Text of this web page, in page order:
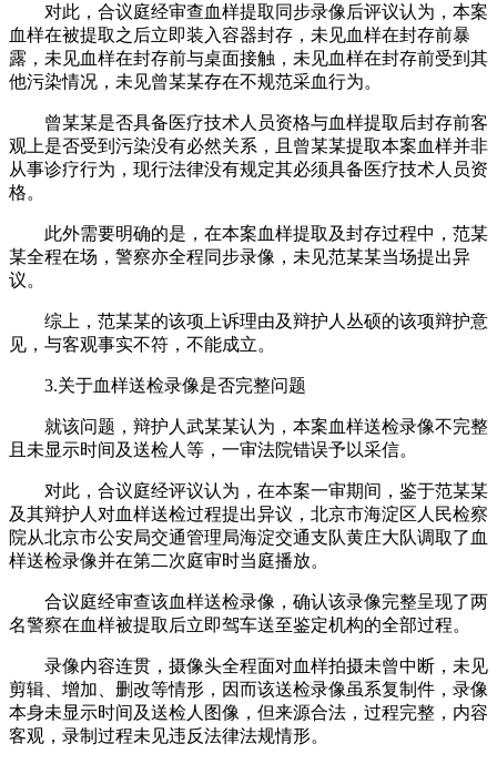
对此，合议庭经审查血样提取同步录像后评议认为，本案
血样在被提取之后立即装入容器封存，未见血样在封存前暴
露，未见血样在封存前与桌面接触，未见血样在封存前受到其
他污染情况，未见曾某某存在不规范采血行为。
曾某某是否具备医疗技术人员资格与血样提取后封存前客
观上是否受到污染没有必然关系，且曾某某提取本案血样并非
从事诊疗行为，现行法律没有规定其必须具备医疗技术人员资
格。
此外需要明确的是，在本案血样提取及封存过程中，范某
某全程在场，警察亦全程同步录像，未见范某某当场提出异
议。
综上，范某某的该项上诉理由及辩护人丛硕的该项辩护意
见，与客观事实不符，不能成立。
3.关于血样送检录像是否完整问题
就该问题，辩护人武某某认为，本案血样送检录像不完整
且未显示时间及送检人等，一审法院错误予以采信。
对此，合议庭经评议认为，在本案一审期间，鉴于范某某
及其辩护人对血样送检过程提出异议，北京市海淀区人民检察
院从北京市公安局交通管理局海淀交通支队黄庄大队调取了血
样送检录像并在第二次庭审时当庭播放。
合议庭经审查该血样送检录像，确认该录像完整呈现了两
名警察在血样被提取后立即驾车送至鉴定机构的全部过程。
录像内容连贯，摄像头全程面对血样拍摄未曾中断，未见
剪辑、增加、删改等情形，因而该送检录像虽系复制件，录像
本身未显示时间及送检人图像，但来源合法，过程完整，内容
客观，录制过程未见违反法律法规情形。